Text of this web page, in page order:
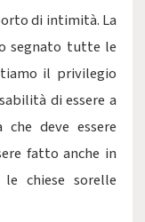
di intimità. La
segnato tutte le
il privilegio
di essere a
deve essere
fatto anche in
chiese sorelle